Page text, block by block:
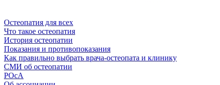
Остеопатия для всех
Что такое остеопатия
История остеопатии
Показания и противопоказания
Как правильно выбрать врача-остеопата и клинику
СМИ об остеопатии
РОсА